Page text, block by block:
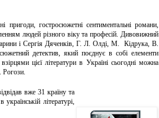
пригоди, гостросюжетні сентиментальні романи,
людей різного віку та професій. Дивовижний
і Сергія Дяченків, Г. Л. Олді, М. Кідрука, В.
детектив, який поєднує в собі елементи
цієї літератури в Україні сьогодні можна
вже 31 країну та
літературі,